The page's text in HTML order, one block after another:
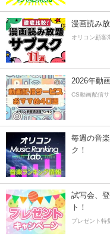
漫画読み
オリコン顧客
2026年動
CS動画配信
毎週の音
ク！
試写会、
ト！
プレゼント特